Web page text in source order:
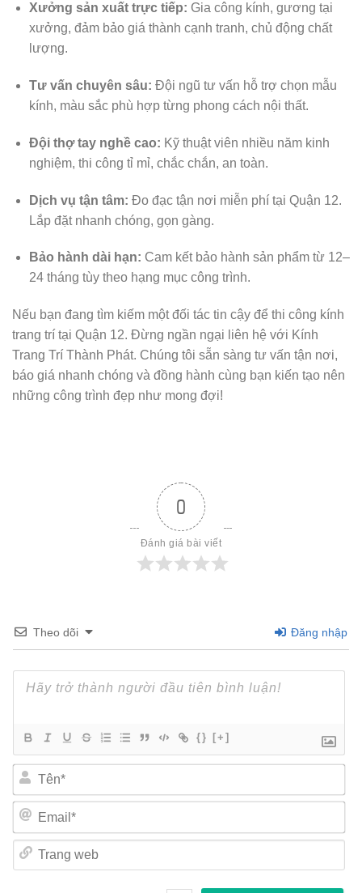
Xưởng sản xuất trực tiếp: Gia công kính, gương tại
xưởng, đảm bảo giá thành cạnh tranh, chủ động chất
lượng.
Tư vấn chuyên sâu: Đội ngũ tư vấn hỗ trợ chọn mẫu
kính, màu sắc phù hợp từng phong cách nội thất.
Đội thợ tay nghề cao: Kỹ thuật viên nhiều năm kinh
nghiệm, thi công tỉ mỉ, chắc chắn, an toàn.
Dịch vụ tận tâm: Đo đạc tận nơi miễn phí tại Quận 12.
Lắp đặt nhanh chóng, gọn gàng.
Bảo hành dài hạn: Cam kết bảo hành sản phẩm từ 12–
24 tháng tùy theo hạng mục công trình.
Nếu bạn đang tìm kiếm một đối tác tin cậy để thi công kính
trang trí tại Quận 12. Đừng ngần ngại liên hệ với Kính
Trang Trí Thành Phát. Chúng tôi sẵn sàng tư vấn tận nơi,
báo giá nhanh chóng và đồng hành cùng bạn kiến tạo nên
những công trình đẹp như mong đợi!
0
Đánh giá bài viết
Theo dõi Đăng nhập
{} [+]
Tên*
Email*